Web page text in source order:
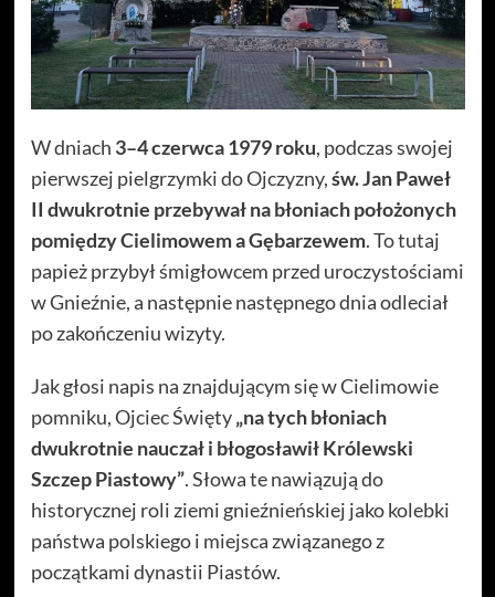
W dniach 3–4 czerwca 1979 roku, podczas swojej
pierwszej pielgrzymki do Ojczyzny,św. Jan Paweł
II dwukrotnie przebywał na błoniach położonych
pomiędzy Cielimowem a Gębarzewem. To tutaj
papież przybył śmigłowcem przed uroczystościami
w Gnieźnie, a następnie następnego dnia odleciał
po zakończeniu wizyty.
Jak głosi napis na znajdującym się w Cielimowie
pomniku, Ojciec Święty„na tych błoniach
dwukrotnie nauczał i błogosławił Królewski
Szczep Piastowy”. Słowa te nawiązują do
historycznej roli ziemi gnieźnieńskiej jako kolebki
państwa polskiego i miejsca związanego z
początkami dynastii Piastów.